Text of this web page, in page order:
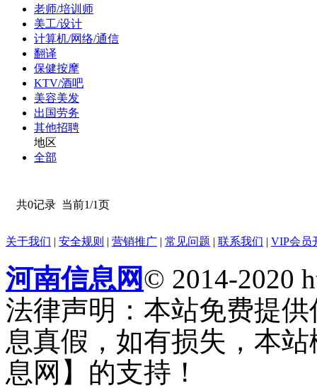
老师/培训师
美工/设计
计算机/网络/通信
翻译
保健按摩
KTV/酒吧
美容美发
出国劳务
其他招聘
地区
全部
共0记录 当前1/1页
关于我们 | 安全规则 | 营销推广 | 常见问题 | 联系我们 | VIP会员
河南信息网© 2014-2020
法律声明：本站免费提
息真假，如有损失，本
息网】的支持！